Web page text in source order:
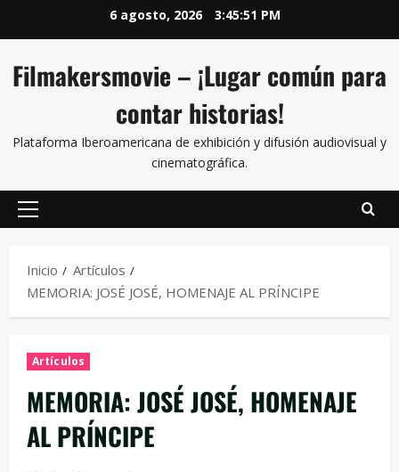
6 agosto, 2026 3:45:53 PM
Filmakersmovie – ¡Lugar común para
contar historias!
Plataforma Iberoamericana de exhibición y difusión audiovisual y
cinematográfica.
Inicio
Artículos
MEMORIA: JOSÉ JOSÉ, HOMENAJE AL PRÍNCIPE
Artículos
MEMORIA: JOSÉ JOSÉ, HOMENAJE
AL PRÍNCIPE